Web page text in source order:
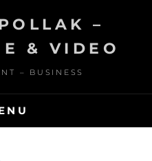
–
& VIDEO
– BUSINESS